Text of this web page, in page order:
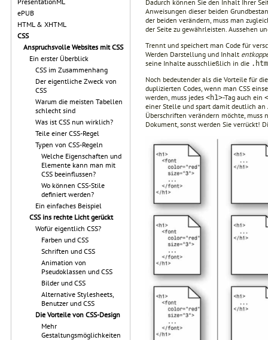
ePUB
HTML & XHTML
CSS
Anspruchsvolle Websites mit CSS
Ein erster Überblick
CSS im Zusammenhang
Der eigentliche Zweck von
CSS
Warum die meisten Tabellen
schlecht sind
Was ist CSS nun wirklich?
Teile einer CSS-Regel
Typen von CSS-Regeln
Welche Eigenschaften und
Elemente kann man mit
CSS beeinflussen?
Wo können CSS-Stile
definiert werden?
Ein einfaches Beispiel
CSS ins rechte Licht gerückt
Wofür eigentlich CSS?
Farben und CSS
Schriften und CSS
Animation von
Pseudoklassen und CSS
Bilder und CSS
Alternative Stylesheets,
Benutzer und CSS
Die Vorteile von CSS-Design
Mehr
Gestaltungsmöglichkeiten
Dadurch können Sie den Inhalt Ihrer
Anweisungen dieser beiden
der beiden verändern, muss man
der Seite zu gewährleisten. Aussehen
Trennt und speichert man Code für
Werden Darstellung und Inhalt
seine Inhalte ausschließlich in die
Noch bedeutender als die Vorteile für
duplizierten Codes, wenn man CSS
werden, muss jedes <h1>-Tag auch ein
einer Stelle und spart damit deutlich an
Überschriften verändern möchte, muss
Dokument, sonst werden Sie verrückt!